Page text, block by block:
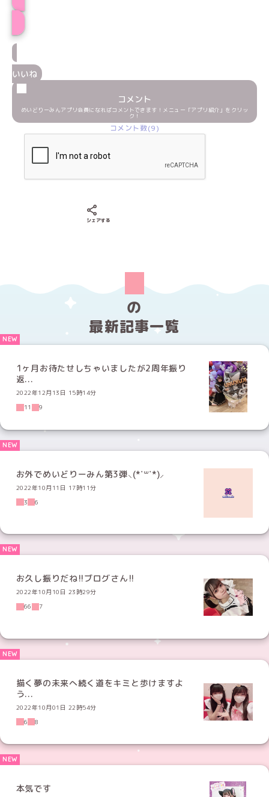
いいね
コメント
めいどりーみんアプリ会員になればコメントできます！メニュー「アプリ紹介」をクリッ
ク！
コメント数(9)
シェアする
の
最新記事一覧
1ヶ月お待たせしちゃいましたが2周年振り
返...
2022年12月13日 15時14分
11
9
お外でめいどりーみん第3弾⸜(*˙꒳˙*)⸝
2022年10月11日 17時11分
3
6
お久し振りだね!!ブログさん!!
2022年10月10日 23時29分
66
7
描く夢の未来へ続く道をキミと歩けますよ
う...
2022年10月01日 22時54分
6
8
本気です